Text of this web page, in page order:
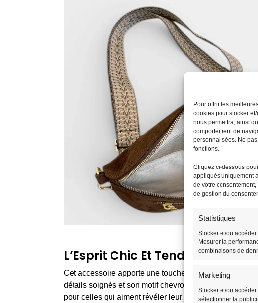
Pour offrir les
cookies pour stocker
nous permettra, ainsi
comportement de
personnalisées. Ne
fonctions.
Cliquez ci-dessous
appliqués uniquement
de votre
de gestion du
Statistiques
Stocker et/ou
Mesurer la
combinaisons de
Marketing
Stocker et/ou
sélectionner la
L’Esprit Chic Et Tendance À
Cet accessoire apporte une touche élégante et
détails soignés et son motif chevron subtil. Il s’affirme
pour celles qui aiment révéler leur personnalité à